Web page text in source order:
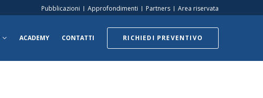
Pubblicazioni Approfondimenti Partners Area riservata
ACADEMY CONTATTI RICHIEDI PREVENTIVO